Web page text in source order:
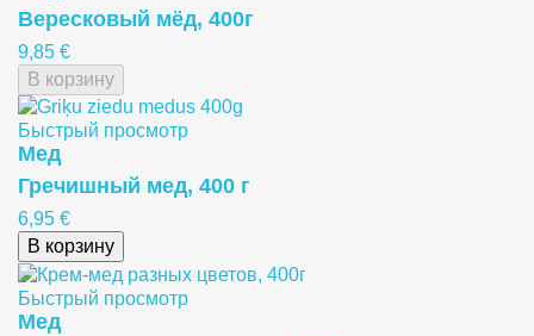
Вересковый мёд, 400г
9,85 €
В корзину
Быстрый просмотр
Meд
Гречишный мед, 400 г
6,95 €
В корзину
Быстрый просмотр
Meд